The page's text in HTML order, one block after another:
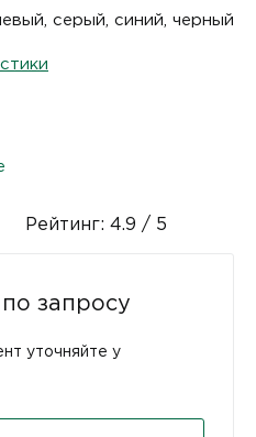
серый, синий, черный
Рейтинг: 4.9 / 5
запросу
уточняйте у